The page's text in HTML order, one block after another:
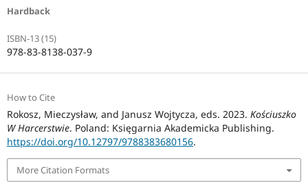
Hardback
ISBN-13 (15)
978-83-8138-037-9
How to Cite
Rokosz, Mieczysław, and Janusz Wojtycza, eds. 2023. Kościuszko
W Harcerstwie. Poland: Księgarnia Akademicka Publishing.
https://doi.org/10.12797/9788383680156.
More Citation Formats